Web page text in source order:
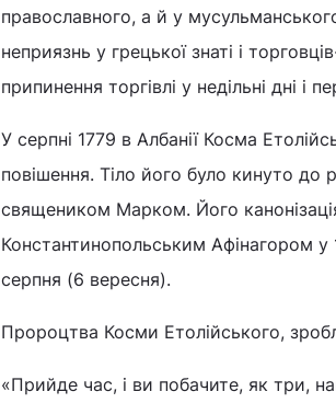
православного, а й у
неприязнь у грецької знаті і
припинення торгівлі у недільні дні і
У серпні 1779 в Албанії Косма
повішення. Тіло його було кинуто до
священиком Марком. Його
Константинопольським Афінагором
серпня (6 вересня).
Пророцтва Косми Етолійського,
«Прийде час, і ви побачите, як три,